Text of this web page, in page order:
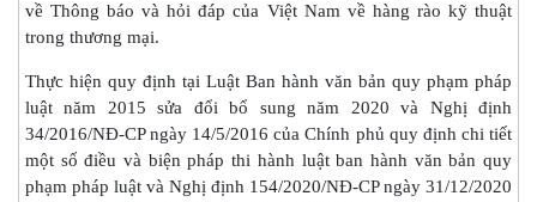
về Thông báo và hỏi đáp của Việt Nam về hàng rào kỹ thuật
trong thương mại.
Thực hiện quy định tại Luật Ban hành văn bản quy phạm pháp
luật năm 2015 sửa đổi bổ sung năm 2020 và Nghị định
34/2016/NĐ-CP ngày 14/5/2016 của Chính phủ quy định chi tiết
một số điều và biện pháp thi hành luật ban hành văn bản quy
phạm pháp luật và Nghị định 154/2020/NĐ-CP ngày 31/12/2020